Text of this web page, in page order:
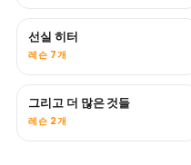
곧 공개
선실 히터
레슨 7개
곧 공개
그리고 더 많은 것들
레슨 2개